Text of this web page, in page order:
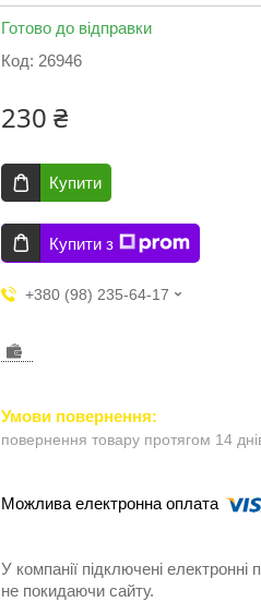
Готово до відправки
Код: 26946
230 ₴
Купити
Купити з
+380 (98) 235-64-17
повернення товару протягом 14
У компанії підключені
не покидаючи сайту.